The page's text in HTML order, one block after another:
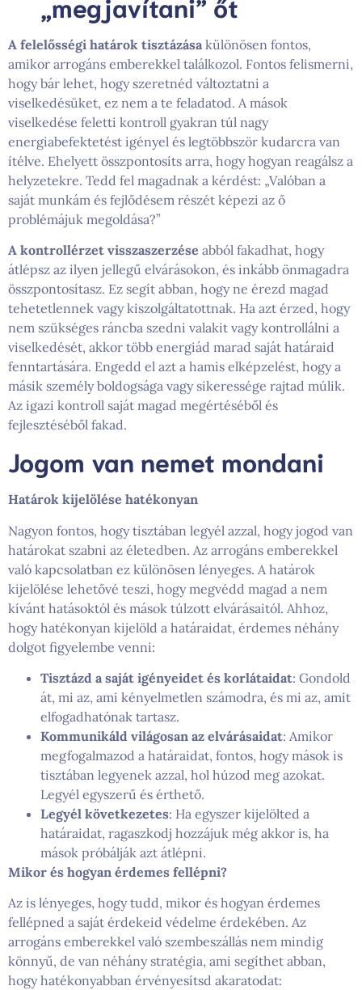
A felelősségi határok tisztázása különösen fontos,
amikor arrogáns emberekkel találkozol. Fontos felismerni,
hogy bár lehet, hogy szeretnéd változtatni a
viselkedésüket, ez nem a te feladatod. A mások
viselkedése feletti kontroll gyakran túl nagy
energiabefektetést igényel és legtöbbször kudarcra van
ítélve. Ehelyett összpontosíts arra, hogy hogyan reagálsz a
helyzetekre. Tedd fel magadnak a kérdést: „Valóban a
saját munkám és fejlődésem részét képezi az ő
problémájuk megoldása?”
A kontrollérzet visszaszerzése abból fakadhat, hogy
átlépsz az ilyen jellegű elvárásokon, és inkább önmagadra
összpontosítasz. Ez segít abban, hogy ne érezd magad
tehetetlennek vagy kiszolgáltatottnak. Ha azt érzed, hogy
nem szükséges ráncba szedni valakit vagy kontrollálni a
viselkedését, akkor több energiád marad saját határaid
fenntartására. Engedd el azt a hamis elképzelést, hogy a
másik személy boldogsága vagy sikeressége rajtad múlik.
Az igazi kontroll saját magad megértéséből és
fejlesztéséből fakad.
Jogom van nemet mondani
Határok kijelölése hatékonyan
Nagyon fontos, hogy tisztában legyél azzal, hogy jogod van
határokat szabni az életedben. Az arrogáns emberekkel
való kapcsolatban ez különösen lényeges. A határok
kijelölése lehetővé teszi, hogy megvédd magad a nem
kívánt hatásoktól és mások túlzott elvárásaitól. Ahhoz,
hogy hatékonyan kijelöld a határaidat, érdemes néhány
dolgot figyelembe venni:
Tisztázd a saját igényeidet és korlátaidat: Gondold
át, mi az, ami kényelmetlen számodra, és mi az, amit
elfogadhatónak tartasz.
Kommunikáld világosan az elvárásaidat: Amikor
megfogalmazod a határaidat, fontos, hogy mások is
tisztában legyenek azzal, hol húzod meg azokat.
Legyél egyszerű és érthető.
Legyél következetes: Ha egyszer kijelölted a
határaidat, ragaszkodj hozzájuk még akkor is, ha
mások próbálják azt átlépni.
Mikor és hogyan érdemes fellépni?
Az is lényeges, hogy tudd, mikor és hogyan érdemes
fellépned a saját érdekeid védelme érdekében. Az
arrogáns emberekkel való szembeszállás nem mindig
könnyű, de van néhány stratégia, ami segíthet abban,
hogy hatékonyabban érvényesítsd akaratodat: